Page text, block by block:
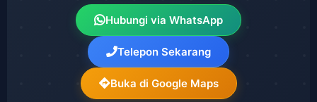
Hubungi via WhatsApp
Telepon Sekarang
Buka di Google Maps